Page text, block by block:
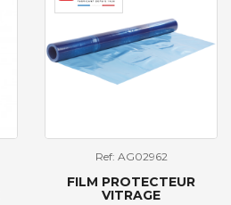
Ref: AG02962
FILM PROTECTEUR
VITRAGE